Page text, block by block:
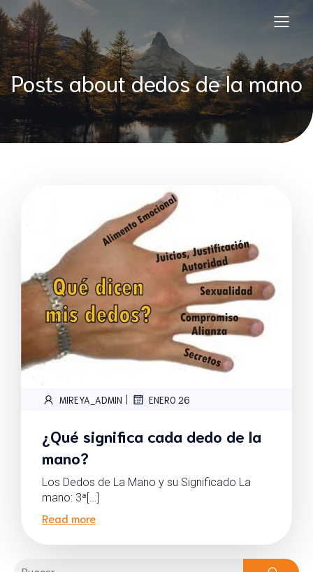
Posts about dedos de la mano
MIREYA_ADMIN | ENERO 26
¿Qué significa cada dedo de la
mano?
Los Dedos de La Mano y su Significado La
mano: 3ª[…]
Read more